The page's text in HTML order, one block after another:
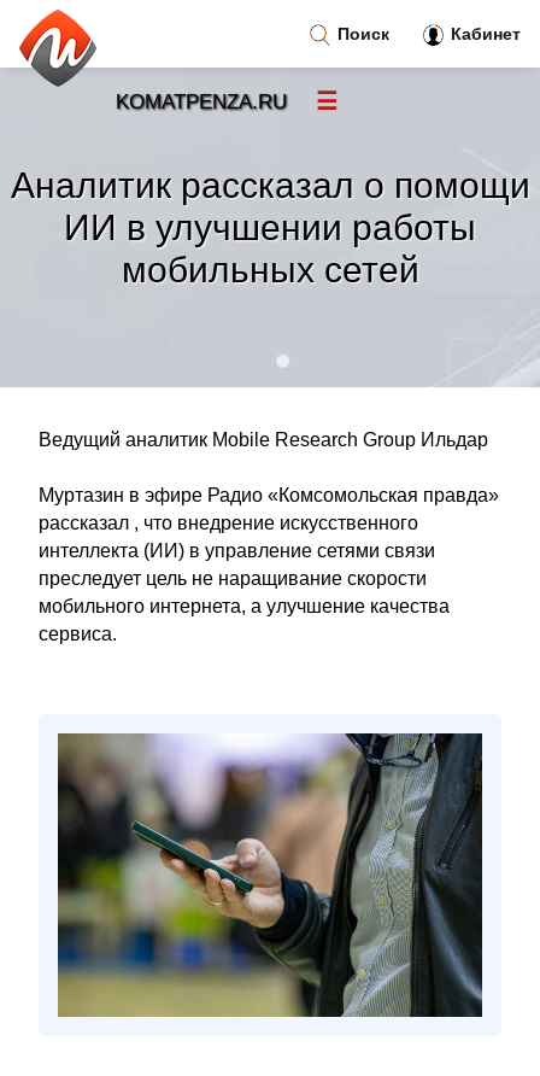
Аналитик рассказал о помощи
ИИ в улучшении работы
мобильных сетей
Ведущий аналитик Mobile Research Group Ильдар
Муртазин в эфире Радио «Комсомольская правда»
рассказал , что внедрение искусственного
интеллекта (ИИ) в управление сетями связи
преследует цель не наращивание скорости
мобильного интернета, а улучшение качества
сервиса.
Поиск Кабинет
KOMATPENZA.RU ☰
Новости»
Тренды новостей»
»